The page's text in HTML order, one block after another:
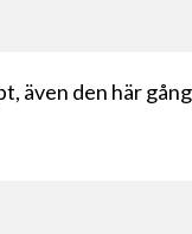
även den här